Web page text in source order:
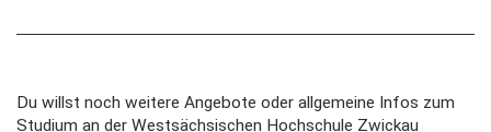
Du willst noch weitere Angebote oder allgemeine Infos zum
Studium an der Westsächsischen Hochschule Zwickau